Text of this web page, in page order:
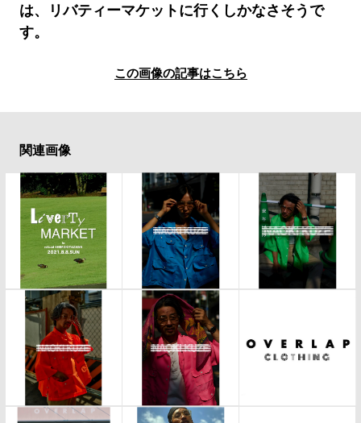
は、リバティーマケットに行くしかなさそうで
す。
この画像の記事はこちら
関連画像